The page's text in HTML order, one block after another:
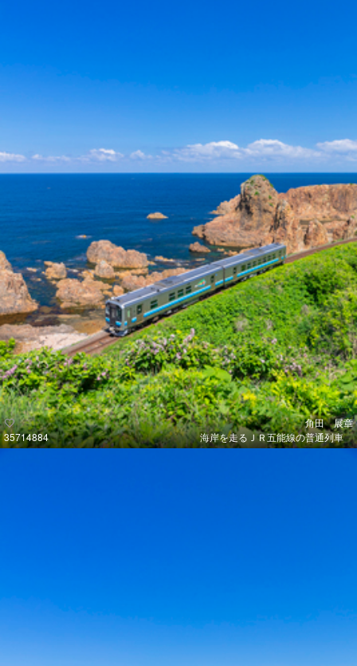
35714884
角田 展章
海岸を走るＪＲ五能線の普通列車